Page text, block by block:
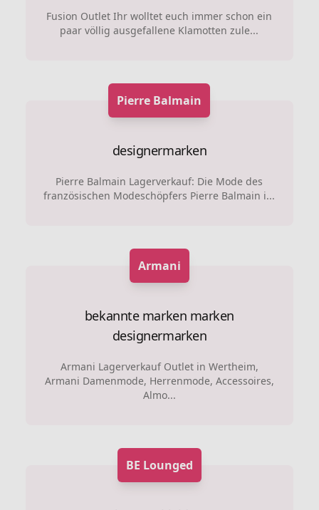
Fusion Outlet Ihr wolltet euch immer schon ein
paar völlig ausgefallene Klamotten zule...
Pierre Balmain
designermarken
Pierre Balmain Lagerverkauf: Die Mode des
französischen Modeschöpfers Pierre Balmain i...
Armani
bekannte marken marken
designermarken
Armani Lagerverkauf Outlet in Wertheim,
Armani Damenmode, Herrenmode, Accessoires,
Almo...
BE Lounged